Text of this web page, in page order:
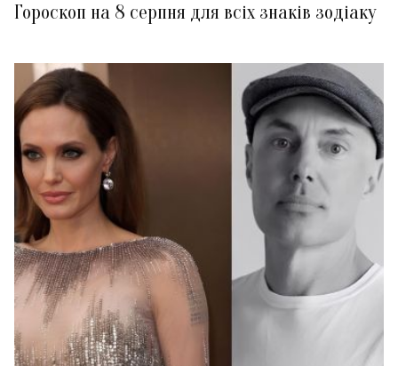
Гороскоп на 8 серпня для всіх знаків зодіаку